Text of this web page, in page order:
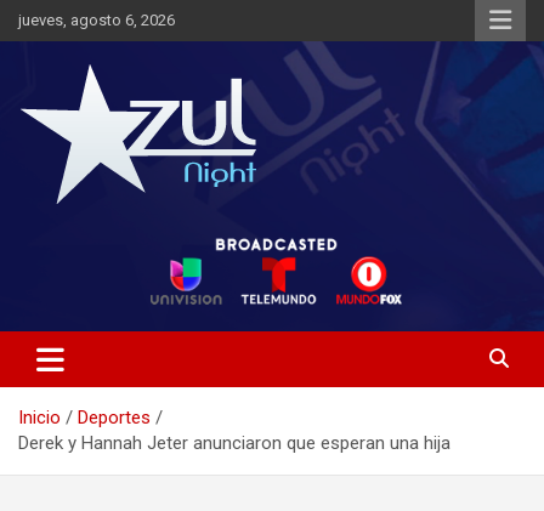
Saltar
al
jueves, agosto 6, 2026
Azul Night TV
Inicio
Deportes
Derek y Hannah Jeter anunciaron que esperan una hija